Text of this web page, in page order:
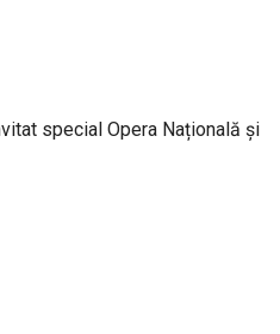
special Opera Națională și